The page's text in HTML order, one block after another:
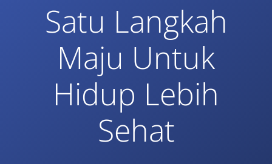
Satu Langkah
Maju Untuk
Hidup Lebih
Sehat